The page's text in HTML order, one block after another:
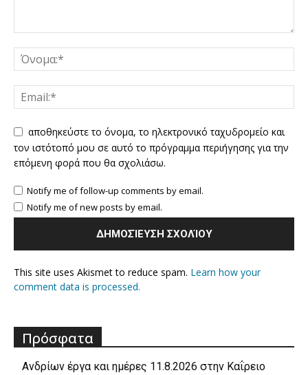
αποθηκεύστε το όνομα, το ηλεκτρονικό ταχυδρομείο και
τον ιστότοπό μου σε αυτό το πρόγραμμα περιήγησης για την
επόμενη φορά που θα σχολιάσω.
Notify me of follow-up comments by email.
Notify me of new posts by email.
This site uses Akismet to reduce spam. Learn how your
comment data is processed.
Πρόσφατα
Ανδρίων έργα και ημέρες 11.8.2026 στην Καΐρειο